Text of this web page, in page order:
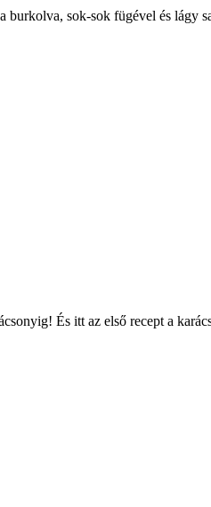
sok-sok fügével és lágy
És itt az első recept a